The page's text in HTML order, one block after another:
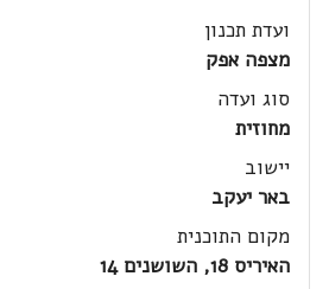
ועדת תכנון
מצפה אפק
סוג ועדה
מחוזית
יישוב
באר יעקב
מקום התוכנית
האיריס 18, השושנים 14